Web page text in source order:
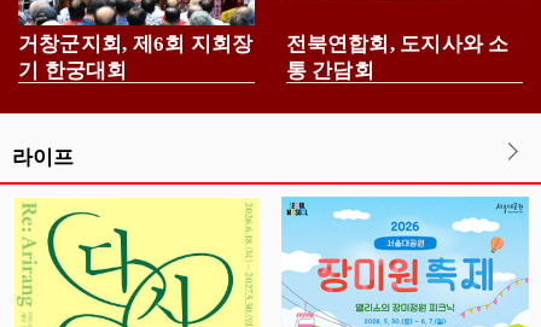
거창군지회, 제6회 지회장
기 한궁대회
전북연합회, 도지사와 소
통 간담회
라이프